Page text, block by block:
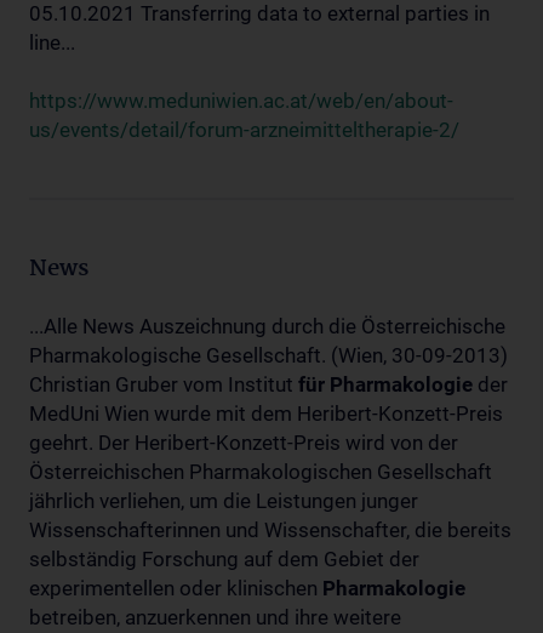
05.10.2021 Transferring data to external parties in
line...
https://www.meduniwien.ac.at/web/en/about-
us/events/detail/forum-arzneimitteltherapie-2/
News
...Alle News Auszeichnung durch die Österreichische
Pharmakologische Gesellschaft. (Wien, 30-09-2013)
Christian Gruber vom Institut für Pharmakologie der
MedUni Wien wurde mit dem Heribert-Konzett-Preis
geehrt. Der Heribert-Konzett-Preis wird von der
Österreichischen Pharmakologischen Gesellschaft
jährlich verliehen, um die Leistungen junger
Wissenschafterinnen und Wissenschafter, die bereits
selbständig Forschung auf dem Gebiet der
experimentellen oder klinischen Pharmakologie
betreiben, anzuerkennen und ihre weitere